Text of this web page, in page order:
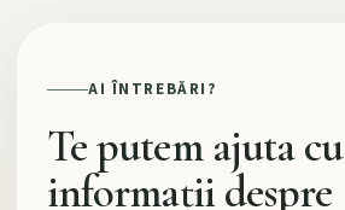
AI ÎNTREBĂRI?
Te putem ajuta cu
informații despre